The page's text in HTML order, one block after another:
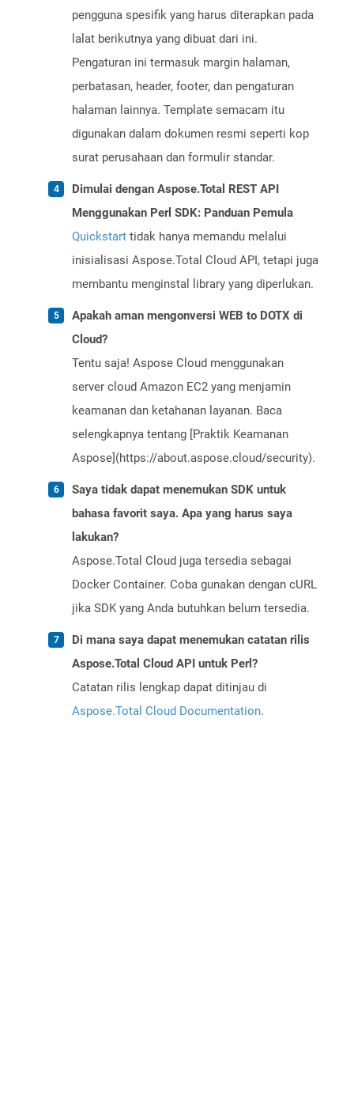
pengguna spesifik yang harus diterapkan pada
lalat berikutnya yang dibuat dari ini.
Pengaturan ini termasuk margin halaman,
perbatasan, header, footer, dan pengaturan
halaman lainnya. Template semacam itu
digunakan dalam dokumen resmi seperti kop
surat perusahaan dan formulir standar.
Dimulai dengan Aspose.Total REST API
Menggunakan Perl SDK: Panduan Pemula
Quickstart tidak hanya memandu melalui
inisialisasi Aspose.Total Cloud API, tetapi juga
membantu menginstal library yang diperlukan.
Apakah aman mengonversi WEB to DOTX di
Cloud?
Tentu saja! Aspose Cloud menggunakan
server cloud Amazon EC2 yang menjamin
keamanan dan ketahanan layanan. Baca
selengkapnya tentang [Praktik Keamanan
Aspose](https://about.aspose.cloud/security).
Saya tidak dapat menemukan SDK untuk
bahasa favorit saya. Apa yang harus saya
lakukan?
Aspose.Total Cloud juga tersedia sebagai
Docker Container. Coba gunakan dengan cURL
jika SDK yang Anda butuhkan belum tersedia.
Di mana saya dapat menemukan catatan rilis
Aspose.Total Cloud API untuk Perl?
Catatan rilis lengkap dapat ditinjau di
Aspose.Total Cloud Documentation.